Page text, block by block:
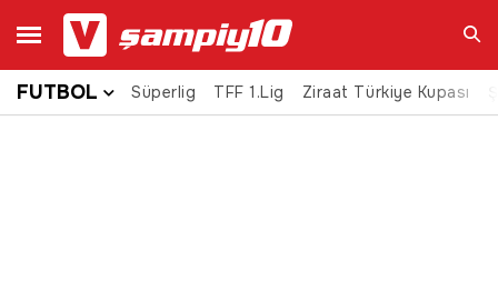
Ara
FUTBOL Süperlig TFF 1.Lig Ziraat Türkiye Kupası